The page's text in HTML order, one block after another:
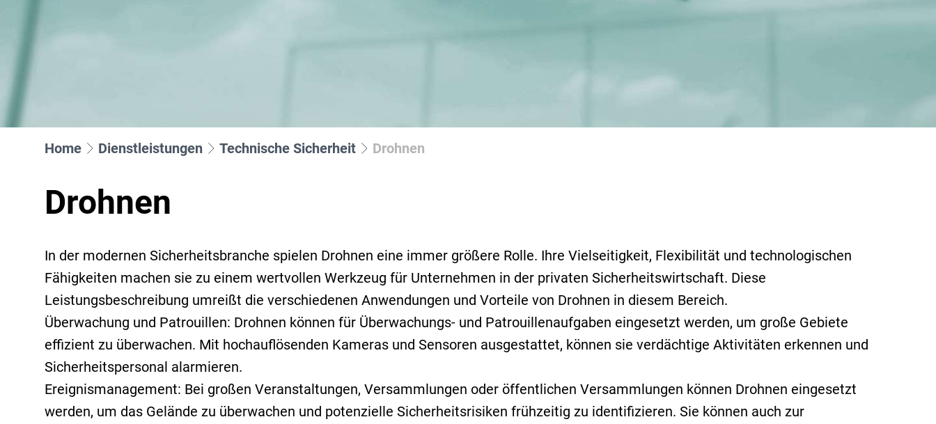
Tor- & Empfangsdienst
VIP Service
Home Dienstleistungen Technische Sicherheit Drohnen
Drohnen
In der modernen Sicherheitsbranche spielen Drohnen eine immer größere Rolle. Ihre Vielseitigkeit, Flexibilität und technologischen
Fähigkeiten machen sie zu einem wertvollen Werkzeug für Unternehmen in der privaten Sicherheitswirtschaft. Diese
Leistungsbeschreibung umreißt die verschiedenen Anwendungen und Vorteile von Drohnen in diesem Bereich.
Überwachung und Patrouillen: Drohnen können für Überwachungs- und Patrouillenaufgaben eingesetzt werden, um große Gebiete
effizient zu überwachen. Mit hochauflösenden Kameras und Sensoren ausgestattet, können sie verdächtige Aktivitäten erkennen und
Sicherheitspersonal alarmieren.
Ereignismanagement: Bei großen Veranstaltungen, Versammlungen oder öffentlichen Versammlungen können Drohnen eingesetzt
werden, um das Gelände zu überwachen und potenzielle Sicherheitsrisiken frühzeitig zu identifizieren. Sie können auch zur